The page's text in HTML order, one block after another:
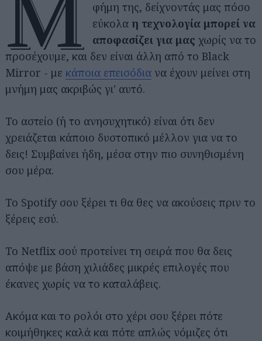
φήμη της, δείχνοντάς μας πόσο
εύκολαη τεχνολογία μπορεί να
αποφασίζει για μας χωρίς να το
προσέχουμε, και δεν είναι άλλη από το Black
Mirror - με κάποια επεισόδια να έχουν μείνει στη
μνήμη μας ακριβώς γι' αυτό.
Το αστείο (ή το ανησυχητικό) είναι ότι δεν
χρειάζεται κάποιο δυστοπικό μέλλον για να το
δεις! Συμβαίνει ήδη, μέσα στην πιο συνηθισμένη
σου μέρα.
Το Spotify σου ξέρει τι θα θες να ακούσεις πριν το
ξέρεις εσύ.
Το Netflix σού προτείνει τη σειρά που θα δεις
απόψε με βάση χιλιάδες μικρές επιλογές που
έκανες χωρίς να το καταλάβεις.
Ακόμα και το ρολόι στο χέρι σου ξέρει πότε
κοιμήθηκες καλά και πότε απλώς νόμιζες ότι